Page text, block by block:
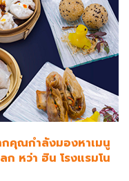
คุณกำลังมองหาเมนู
ก หว่า ฮิน โรงแรมโน